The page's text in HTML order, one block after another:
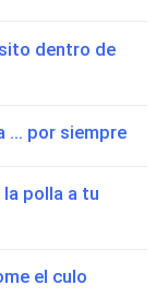
dentro de
... por siempre
la polla a tu
el culo